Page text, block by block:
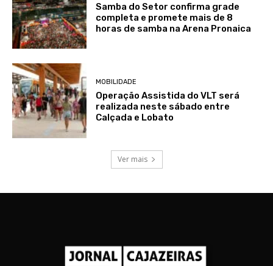
Samba do Setor confirma grade
completa e promete mais de 8
horas de samba na Arena Pronaica
MOBILIDADE
Operação Assistida do VLT será
realizada neste sábado entre
Calçada e Lobato
Ver mais